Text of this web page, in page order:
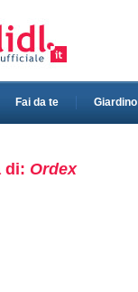
Fai da te Giardino
di: Ordex